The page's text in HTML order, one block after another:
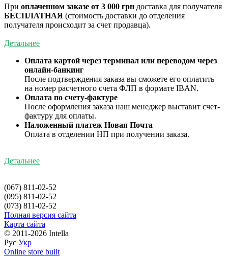
При оплаченном заказе от 3 000 грн доставка для получателя
БЕСПЛАТНАЯ (стоимость доставки до отделения
получателя происходит за счет продавца).
Детальнее
Оплата картой через терминал или переводом через
онлайн-банкинг
После подтверждения заказа вы сможете его оплатить
на номер расчетного счета ФЛП в формате IBAN.
Оплата по счету-фактуре
После оформления заказа наш менеджер выставит счет-
фактуру для оплаты.
Наложенный платеж Новая Почта
Оплата в отделении НП при получении заказа.
Детальнее
(067) 811-02-52
(095) 811-02-52
(073) 811-02-52
Полная версия сайта
Карта сайта
© 2011-2026 Intella
Рус Укр
Online store built